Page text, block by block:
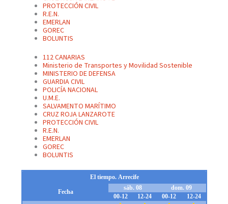
PROTECCIÓN CIVIL
R.E.N.
EMERLAN
GOREC
BOLUNTIS
112 CANARIAS
Ministerio de Transportes y Movilidad Sostenible
MINISTERIO DE DEFENSA
GUARDIA CIVIL
POLICÍA NACIONAL
U.M.E.
SALVAMENTO MARÍTIMO
CRUZ ROJA LANZAROTE
PROTECCIÓN CIVIL
R.E.N.
EMERLAN
GOREC
BOLUNTIS